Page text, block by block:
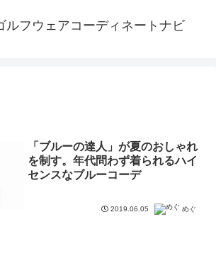
ルフウェアコーディネートナビ
「ブルーの達人」が夏のおしゃれ
を制す。年代問わず着られるハイ
センスなブルーコーデ
2019.06.05 めぐ